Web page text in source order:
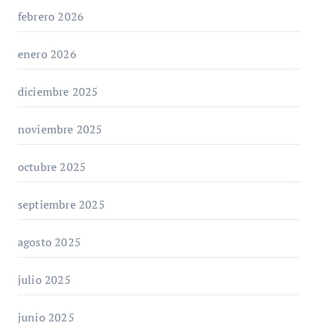
febrero 2026
enero 2026
diciembre 2025
noviembre 2025
octubre 2025
septiembre 2025
agosto 2025
julio 2025
junio 2025